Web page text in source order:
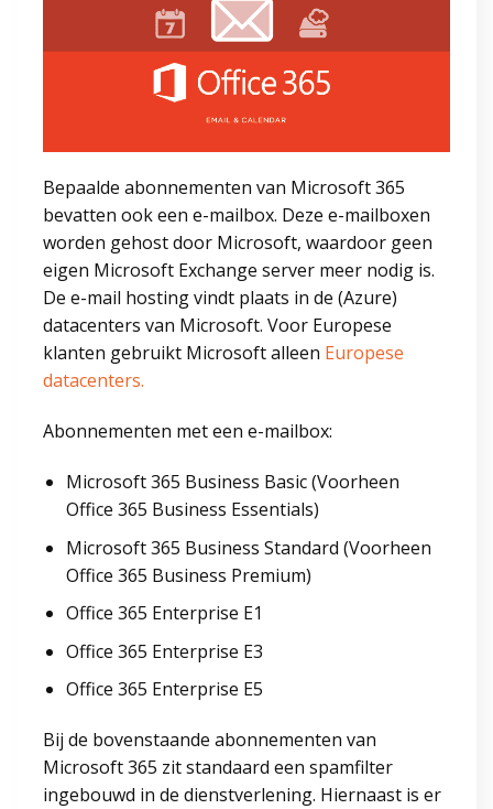
Bepaalde abonnementen van Microsoft 365
bevatten ook een e-mailbox. Deze e-mailboxen
worden gehost door Microsoft, waardoor geen
eigen Microsoft Exchange server meer nodig is.
De e-mail hosting vindt plaats in de (Azure)
datacenters van Microsoft. Voor Europese
klanten gebruikt Microsoft alleen Europese
datacenters.
Abonnementen met een e-mailbox:
Microsoft 365 Business Basic (Voorheen
Office 365 Business Essentials)
Microsoft 365 Business Standard (Voorheen
Office 365 Business Premium)
Office 365 Enterprise E1
Office 365 Enterprise E3
Office 365 Enterprise E5
Bij de bovenstaande abonnementen van
Microsoft 365 zit standaard een spamfilter
ingebouwd in de dienstverlening. Hiernaast is er